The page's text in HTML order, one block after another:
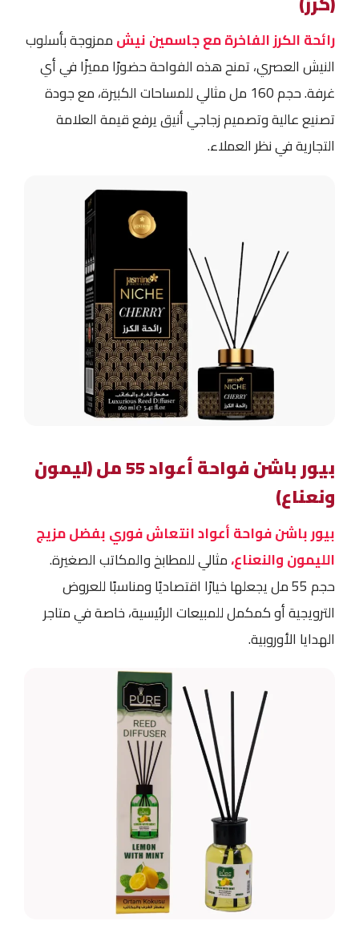
رائحة الكرز الفاخرة مع جاسمين نيشممزوجة بأسلوب
النيش العصري، تمنح هذه الفواحة حضورًا مميزًا في أي
غرفة. حجم 160 مل مثالي للمساحات الكبيرة، مع جودة
تصنيع عالية وتصميم زجاجي أنيق يرفع قيمة العلامة
التجارية في نظر العملاء.
بيور باشن فواحة أعواد 55 مل (ليمون
ونعناع)
بيور باشن فواحة أعواد انتعاش فوري بفضل مزيج
الليمون والنعناع،مثالي للمطابخ والمكاتب الصغيرة.
حجم 55 مل يجعلها خيارًا اقتصاديًا ومناسبًا للعروض
الترويجية أو كمكمل للمبيعات الرئيسية، خاصة في متاجر
الهدايا الأوروبية.